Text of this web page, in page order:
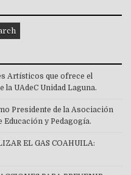
Artísticos que ofrece el
la UAdeC Unidad Laguna.
Presidente de la Asociación
Educación y Pedagogía.
EL GAS COAHUILA: